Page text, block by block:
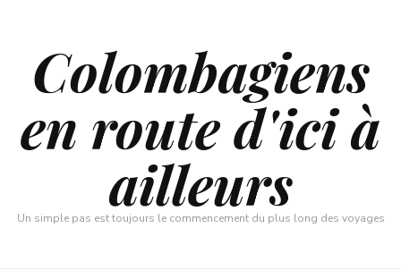
Colombagiens
en route d'ici à
ailleurs
Un simple pas est toujours le commencement du plus long des voyages